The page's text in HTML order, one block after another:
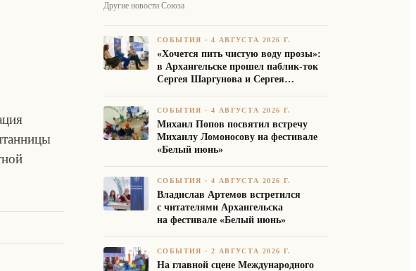
Другие новости Союза
СОБЫТИЯ ·4 АВГУСТА 2026 Г.
«Хочется пить чистую воду прозы»:
в Архангельске прошел паблик-ток
Сергея Шаргунова и Сергея
СОБЫТИЯ ·4 АВГУСТА 2026 Г.
Михаил Попов посвятил встречу
Михаилу Ломоносову на фестивале
«Белый июнь»
СОБЫТИЯ ·4 АВГУСТА 2026 Г.
Владислав Артемов встретился
с читателями Архангельска
на фестивале «Белый июнь»
СОБЫТИЯ ·2 АВГУСТА 2026 Г.
На главной сцене Международного